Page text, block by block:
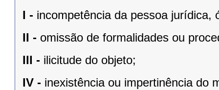
I - incompetência da pessoa jurídica,
II - omissão de formalidades ou
III - ilicitude do objeto;
IV - inexistência ou impertinência do